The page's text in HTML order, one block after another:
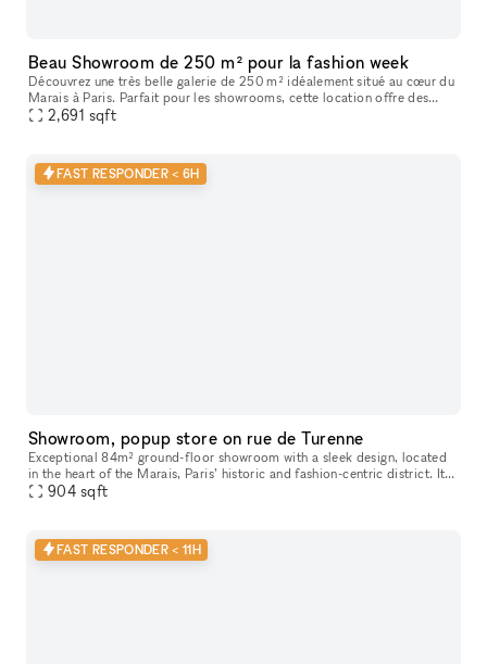
Beau Showroom de 250 m² pour la fashion week
Découvrez une très belle galerie de 250 m² idéalement situé au cœur du
Marais à Paris. Parfait pour les showrooms, cette location offre des
caractéristiques uniques telles que de hauts plafonds, des
2,691 sqft
FAST RESPONDER < 6H
Showroom, popup store on rue de Turenne
Exceptional 84m² ground-floor showroom with a sleek design, located
in the heart of the Marais, Paris’ historic and fashion-centric district. Its
prime location and flexible layout make it ideal for
904 sqft
FAST RESPONDER < 11H